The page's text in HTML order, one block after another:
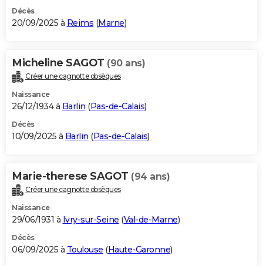
Décès
20/09/2025 à Reims (Marne)
Micheline SAGOT (90 ans)
Créer une cagnotte obsèques
Naissance
26/12/1934 à Barlin (Pas-de-Calais)
Décès
10/09/2025 à Barlin (Pas-de-Calais)
Marie-therese SAGOT (94 ans)
Créer une cagnotte obsèques
Naissance
29/06/1931 à Ivry-sur-Seine (Val-de-Marne)
Décès
06/09/2025 à Toulouse (Haute-Garonne)